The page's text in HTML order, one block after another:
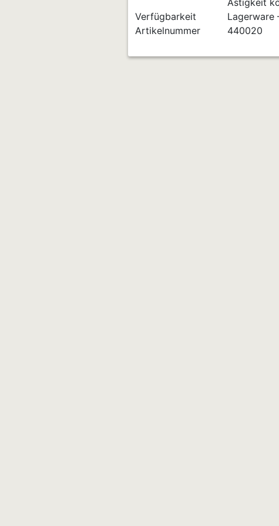
Ästigkeit
Verfügbarkeit
Lagerware
Artikelnummer
440020